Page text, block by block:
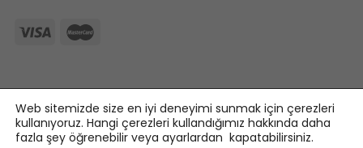
Designed By TAZ Medya| Copyright 2026 ©
Web sitemizde size en iyi deneyimi sunmak için çerezleri
kullanıyoruz. Hangi çerezleri kullandığımız hakkında daha
fazla şey öğrenebilir veya ayarlardan kapatabilirsiniz.